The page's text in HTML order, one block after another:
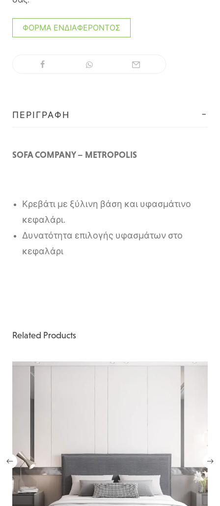
ΦΌΡΜΑ ΕΝΔΙΑΦΈΡΟΝΤΟΣ
ΠΕΡΙΓΡΑΦΉ
SOFA COMPANY – METROPOLIS
Κρεβάτι με ξύλινη βάση και υφασμάτινο
κεφαλάρι.
Δυνατότητα επιλογής υφασμάτων στο
κεφαλάρι
Related Products